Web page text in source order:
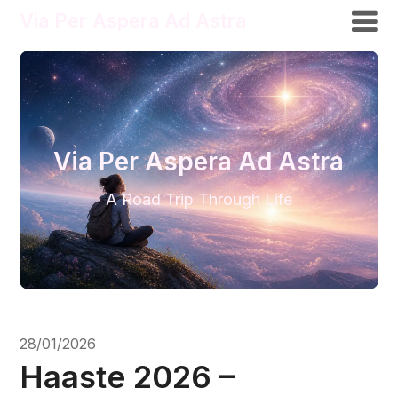
Via Per Aspera Ad Astra
A Road Trip Through Life
28/01/2026
Haaste 2026 –